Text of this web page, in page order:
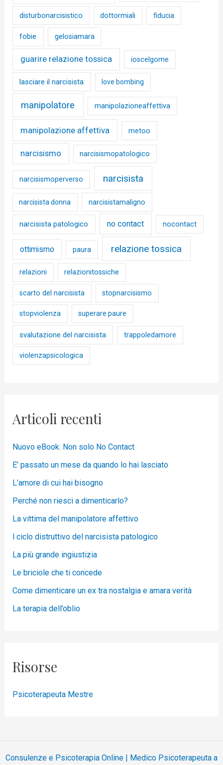
disturbonarcisistico dottormiali fiducia
fobie gelosiamara
guarire relazione tossica ioscelgome
lasciare il narcisista love bombing
manipolatore manipolazioneaffettiva
manipolazione affettiva metoo
narcisismo narcisismopatologico
narcisismoperverso narcisista
narcisista donna narcisistamaligno
narcisista patologico no contact nocontact
ottimismo paura relazione tossica
relazioni relazionitossiche
scarto del narcisista stopnarcisismo
stopviolenza superare paure
svalutazione del narcisista trappoledamore
violenzapsicologica
Articoli recenti
Nuovo eBook: Non solo No Contact
E’ passato un mese da quando lo hai lasciato
L’amore di cui hai bisogno
Perché non riesci a dimenticarlo?
La vittima del manipolatore affettivo
l ciclo distruttivo del narcisista patologico
La più grande ingiustizia
Le briciole che ti concede
Come dimenticare un ex tra nostalgia e amara verità
La terapia dell’oblio
Risorse
Psicoterapeuta Mestre
Consulenze e Psicoterapia Online | Medico Psicoterapeuta a